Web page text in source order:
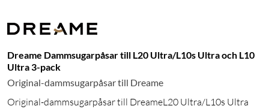
Dreame Dammsugarpåsar till L20 Ultra/L10s Ultra och L10
Ultra 3-pack
Original-dammsugarpåsar till Dreame
Original-dammsugarpåsar till DreameL20 Ultra/L10s Ultra